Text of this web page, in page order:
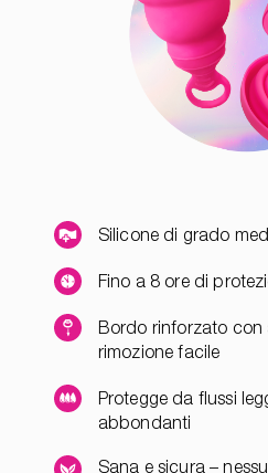
Silicone di grado
Fino a 8 ore di
Bordo rinforzato con
rimozione facile
Protegge da flussi
abbondanti
Sana e sicura –